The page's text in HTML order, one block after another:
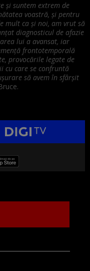
şi suntem extrem de
voastră, şi pentru
mult ca şi noi, am vrut să
diagnosticul de afazie
lui a avansat, iar
frontotemporală
provocările legate de
cu care se confruntă
să avem în sfârşit